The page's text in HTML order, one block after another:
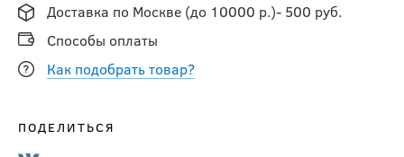
Доставка по Москве (до 10000 р.)- 500 руб.
Способы оплаты
Как подобрать товар?
ПОДЕЛИТЬСЯ